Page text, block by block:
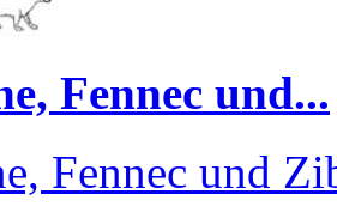
Fennec und...
Fennec und